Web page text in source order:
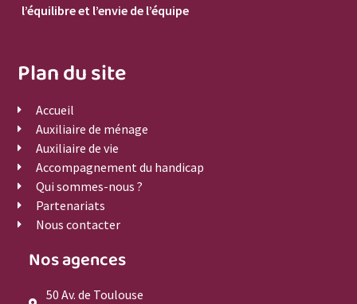
l’équilibre et l’envie de l’équipe
Plan du site
Accueil
Auxiliaire de ménage
Auxiliaire de vie
Accompagnement du handicap
Qui sommes-nous ?
Partenariats
Nous contacter
Nos agences
50 Av. de Toulouse